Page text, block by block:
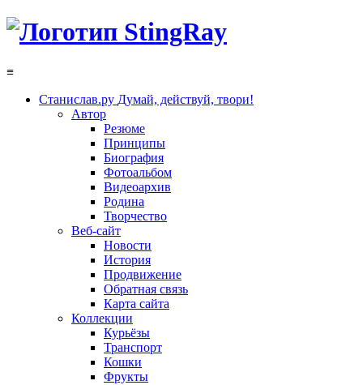
≡
Станислав.ру Думай, действуй, твори!
Автор
Резюме
Принципы
Биография
Фотоальбом
Видеоархив
Родина
Творчество
Веб-сайт
Новости
История
Продвижение
Обратная связь
Карта сайта
Коллекции
Курьёзы
Транспорт
Кошки
Фрукты